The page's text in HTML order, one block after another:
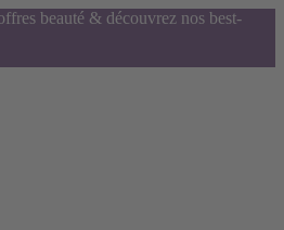
beauté & découvrez nos best-